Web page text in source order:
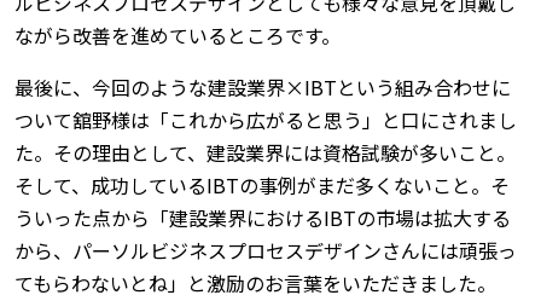
ながら改善を進めているところです。
最後に、今回のような建設業界×IBTという組み合わせに
ついて舘野様は「これから広がると思う」と口にされまし
た。その理由として、建設業界には資格試験が多いこと。
そして、成功しているIBTの事例がまだ多くないこと。そ
ういった点から「建設業界におけるIBTの市場は拡大する
から、パーソルビジネスプロセスデザインさんには頑張っ
てもらわないとね」と激励のお言葉をいただきました。